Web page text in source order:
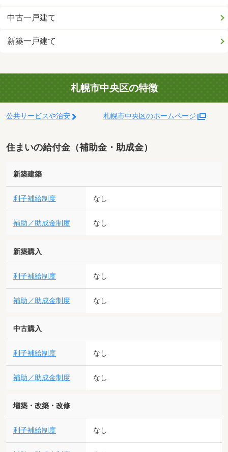
中古一戸建て
新築一戸建て
札幌市中央区の特徴
公共サービスや治安 札幌市中央区のホームページ
住まいの給付金（補助金・助成金）
新築建築
利子補給制度 なし
補助／助成金制度 なし
新築購入
利子補給制度 なし
補助／助成金制度 なし
中古購入
利子補給制度 なし
補助／助成金制度 なし
増築・改築・改修
利子補給制度 なし